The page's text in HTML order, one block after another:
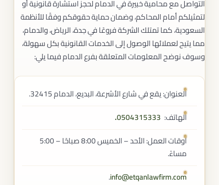
التواصل مع محامية خبيرة في الدمام لحجز استشارة قانونية أو
لتمثيلكم أمام المحاكم، وضمان حماية حقوقكم وفقًا للأنظمة
السعودية، كما تمتلك الشركة فروعًا في جدة، الرياض، والدمام،
مما يتيح لعملائها الوصول إلى الخدمات القانونية بكل سهولة،
وسوف نوضح المعلومات المتعلقة بفرع الدمام فيما يلي:
العنوان: يقع في شارع الأشرعة، البديع، الدمام 32415.
الهاتف: 0504315333
.
أوقات العمل: الأحد – الخميس 8:00 صباحًا – 5:00
مساءً.
info@etqanlawfirm.com
.